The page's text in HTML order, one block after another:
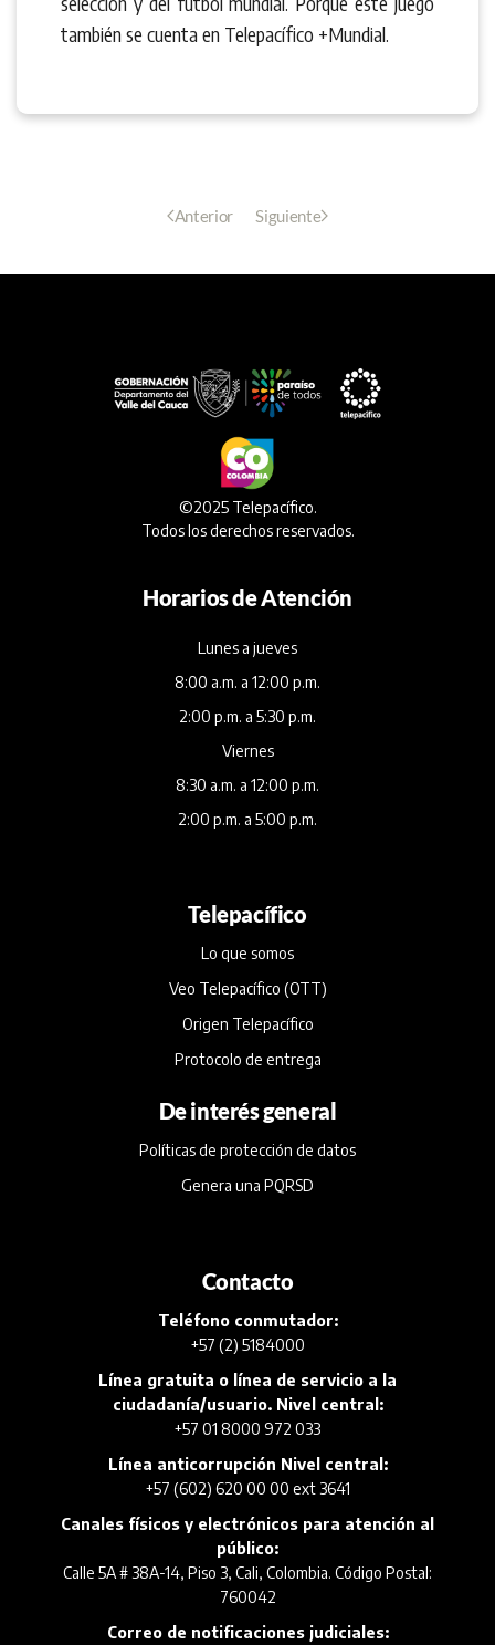
también se cuenta en Telepacífico +Mundial.
Anterior Siguiente
©2025 Telepacífico.
Todos los derechos reservados.
Horarios de Atención
Lunes a jueves
8:00 a.m. a 12:00 p.m.
2:00 p.m. a 5:30 p.m.
Viernes
8:30 a.m. a 12:00 p.m.
2:00 p.m. a 5:00 p.m.
Telepacífico
Lo que somos
Veo Telepacífico (OTT)
Origen Telepacífico
Protocolo de entrega
De interés general
Políticas de protección de datos
Genera una PQRSD
Contacto
Teléfono conmutador:
+57 (2) 5184000
Línea gratuita o línea de servicio a la
ciudadanía/usuario. Nivel central:
+57 01 8000 972 033
Línea anticorrupción Nivel central:
+57 (602) 620 00 00 ext 3641
Canales físicos y electrónicos para atención al
público:
Calle 5A # 38A-14, Piso 3, Cali, Colombia. Código Postal:
760042
Correo de notificaciones judiciales: